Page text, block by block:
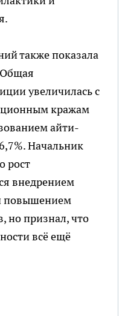
также показала
увеличилась с
кражам
айти-
Начальник
рост
внедрением
повышением
но признал, что
всё ещё